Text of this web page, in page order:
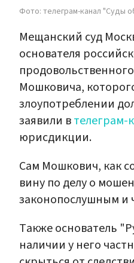
Фото: телеграм-канал "Суды
Мещанский суд
основателя
Мошковича,
злоупотреблении
заявили втелеграм-
юрисдикции.
Сам Мошкович, как
вину по делу о
законопослушным и
Также основатель
наличии у него